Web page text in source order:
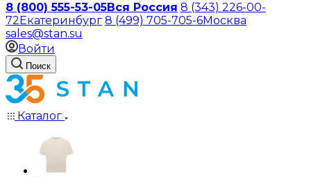
8 (800) 555-53-05Вся Россия 8 (343) 226-00-
72Екатеринбург 8 (499) 705-705-6Москва
sales@stan.su
Войти
Поиск
Каталог